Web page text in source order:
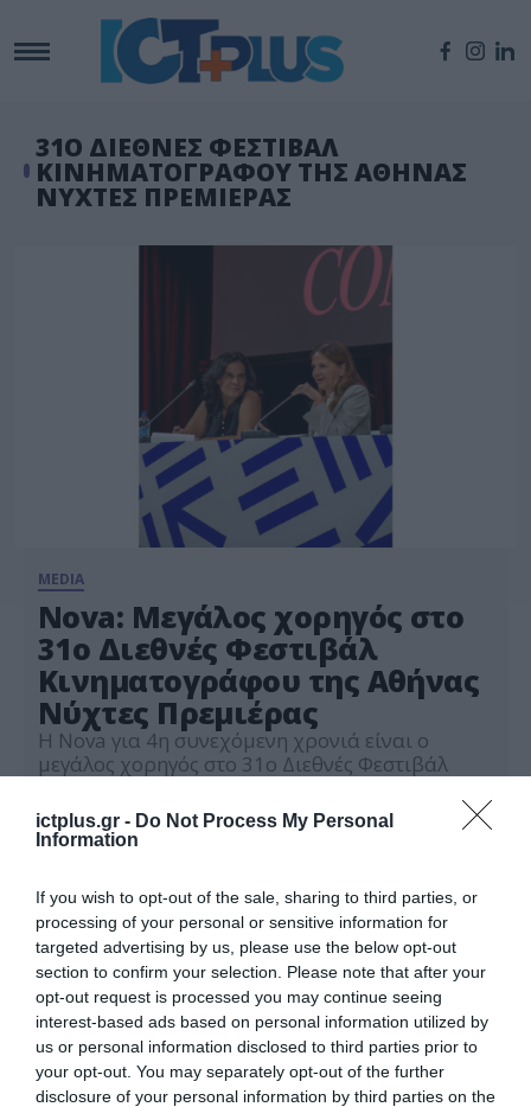
ictplus.gr - Do Not Process My Personal
Information
If you wish to opt-out of the sale, sharing to third parties, or
processing of your personal or sensitive information for
targeted advertising by us, please use the below opt-out
section to confirm your selection. Please note that after your
opt-out request is processed you may continue seeing
interest-based ads based on personal information utilized by
us or personal information disclosed to third parties prior to
your opt-out. You may separately opt-out of the further
disclosure of your personal information by third parties on the
31Ο ΔΙΕΘΝΕΣ ΦΕΣΤΙΒΑΛ
ΚΙΝΗΜΑΤΟΓΡΑΦΟΥ ΤΗΣ ΑΘΗΝΑΣ
ΝΥΧΤΕΣ ΠΡΕΜΙΕΡΑΣ
MEDIA
Nova: Μεγάλος χορηγός στο
31ο Διεθνές Φεστιβάλ
Κινηματογράφου της Αθήνας
Νύχτες Πρεμιέρας
Η Nova για 4η συνεχόμενη χρονιά είναι ο
μεγάλος χορηγός στο 31ο Διεθνές Φεστιβάλ
που θα πραγματοποιηθεί από 1-12 Οκτωβρίου
με κεντρικό μήνυμα «Αυτές οι Νύχτες μένουν»
έργο και τον Ντάνιελ Ντέι-Λιούις, που θα
παραστεί στην […]
19.09.2025